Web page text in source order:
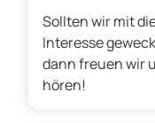
Sollten wir mit
Interesse
dann freuen wir
hören!